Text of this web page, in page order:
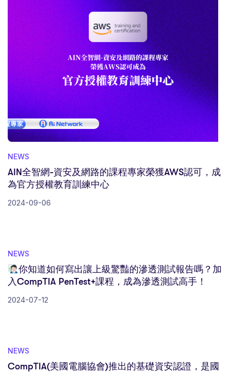
NEWS
AIN全智網-資安及網路的課程專家榮獲AWS認可，成
為官方授權教育訓練中心
2024-09-06
NEWS
你知道如何寫出讓上級驚豔的滲透測試報告嗎？加
入CompTIA PenTest+課程，成為滲透測試高手！
2024-07-12
NEWS
CompTIA(美國電腦協會)推出的基礎資安認證，是國